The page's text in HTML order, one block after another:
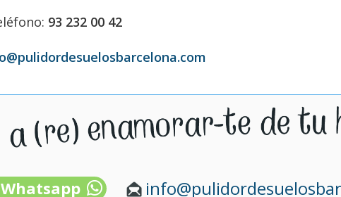
93 232 00 42
Whatsapp